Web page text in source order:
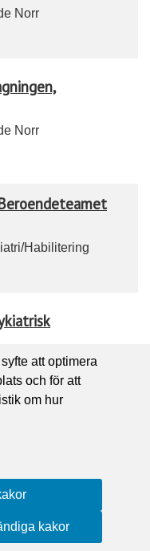
Norr
Norr
Habilitering
Habilitering
att optimera
och för att
om hur
kakor